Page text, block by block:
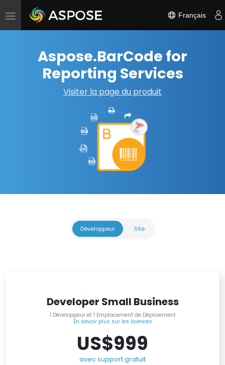
Basculer
Français
Aspose.BarCode for
Reporting Services
Visiter la page du produit
Développeur Site
Developer Small Business
1 Développeur et 1 Emplacement de Déploiement
En savoir plus sur les licences
US$999
avec support gratuit